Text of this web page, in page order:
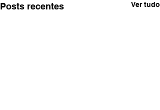
Posts recentes Ver tudo